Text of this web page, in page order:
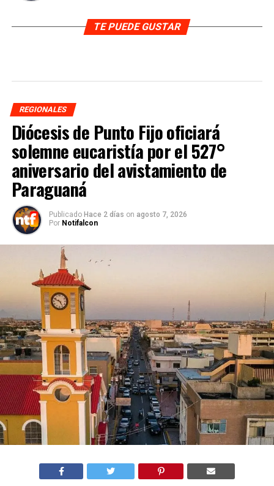
TE PUEDE GUSTAR
REGIONALES
Diócesis de Punto Fijo oficiará
solemne eucaristía por el 527°
aniversario del avistamiento de
Paraguaná
Publicado Hace 2 días on agosto 7, 2026
Por Notifalcon